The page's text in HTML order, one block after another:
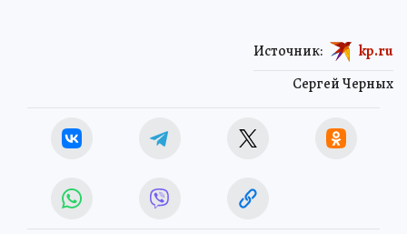
Сергей Черных
Источник: kp.ru